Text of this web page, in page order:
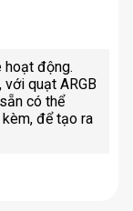
hoạt động.
quạt ARGB
có thể
để tạo ra